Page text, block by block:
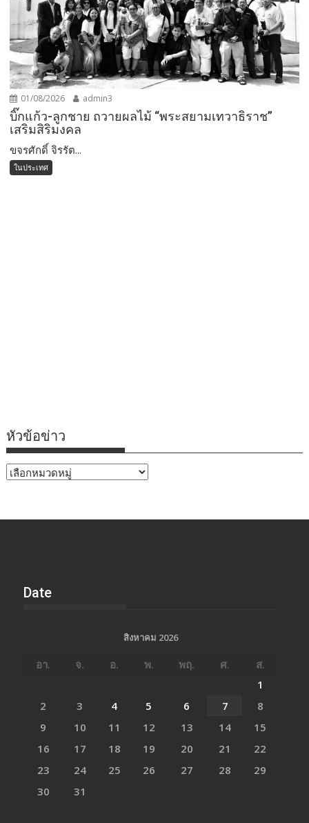
01/08/2026 admin3
บิ๊กแก้ว-ลูกชาย ถวายผลไม้ “พระสยามเทวาธิราช”
เสริมสิริมงคล
ขจรศักดิ์ จิรรัต...
ในประเทศ
หัวข้อข่าว
หัวข้อ
Date
สิงหาคม 2026
อา. จ. อ. พ. พฤ. ศ.
ส.
1
2
3 4 5 6 7
8
9
10 11 12 13 14
15
16
17 18 19 20 21
22
23
24 25 26 27 28
29
30
31